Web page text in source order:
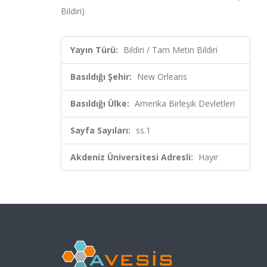
Bildiri)
Yayın Türü: Bildiri / Tam Metin Bildiri
Basıldığı Şehir: New Orleans
Basıldığı Ülke: Amerika Birleşik Devletleri
Sayfa Sayıları: ss.1
Akdeniz Üniversitesi Adresli: Hayır